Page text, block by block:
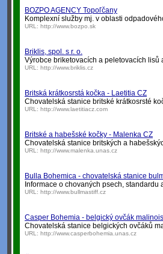
BOZPO AGENCY Topoľčany
Komplexní služby mj. v oblasti
URL: http://www.bozpo.sk
Briklis, spol. s r. o.
Výrobce briketovacích a peletovacích
URL: http://www.briklis.cz
Britská krátkosrstá kočka - Laetitia CZ
Chovatelská stanice britské krátkosrsté
URL: http://www.laetitiacz.com
Britské a habešské kočky - Malenka CZ
Chovatelská stanice britských a
URL: http://www.malenka.unas.cz
Bulla Bohemica - chovatelská stanice
Informace o chovaných psech, standardu
URL: http://www.bullmastiff.cz
Casper Bohemia - belgický ovčák malinois
Chovatelská stanice belgických ovčáků
URL: http://www.casperbohemia.unas.cz